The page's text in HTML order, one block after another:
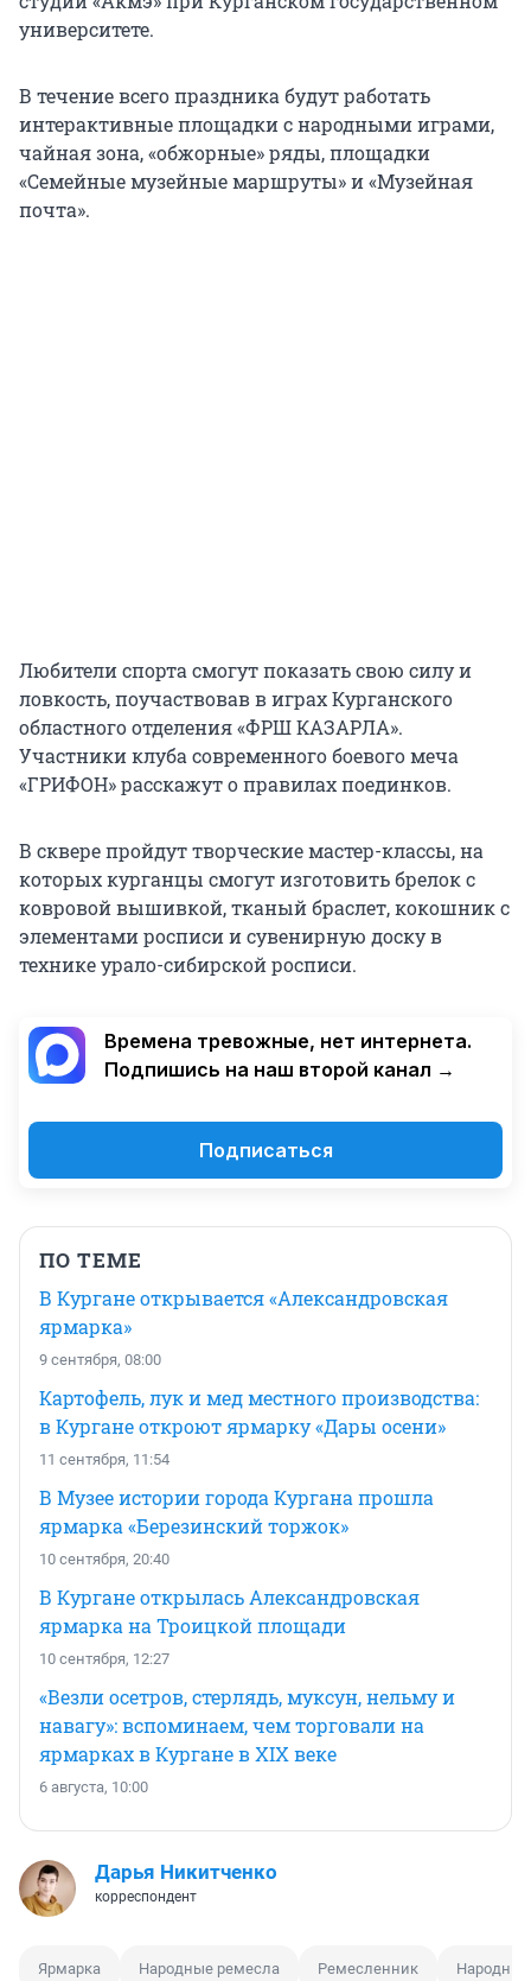
университете.
В течение всего праздника будут работать
интерактивные площадки с народными играми,
чайная зона, «обжорные» ряды, площадки
«Семейные музейные маршруты» и «Музейная
почта».
Любители спорта смогут показать свою силу и
ловкость, поучаствовав в играх Курганского
областного отделения «ФРШ КАЗАРЛА».
Участники клуба современного боевого меча
«ГРИФОН» расскажут о правилах поединков.
В сквере пройдут творческие мастер-классы, на
которых курганцы смогут изготовить брелок с
ковровой вышивкой, тканый браслет, кокошник с
элементами росписи и сувенирную доску в
технике урало-сибирской росписи.
Времена тревожные, нет интернета.
Подпишись на наш второй канал →
Подписаться
ПО ТЕМЕ
В Кургане открывается «Александровская
ярмарка»
9 сентября, 08:00
Картофель, лук и мед местного производства:
в Кургане откроют ярмарку «Дары осени»
11 сентября, 11:54
В Музее истории города Кургана прошла
ярмарка «Березинский торжок»
10 сентября, 20:40
В Кургане открылась Александровская
ярмарка на Троицкой площади
10 сентября, 12:27
«Везли осетров, стерлядь, муксун, нельму и
навагу»: вспоминаем, чем торговали на
ярмарках в Кургане в XIX веке
6 августа, 10:00
Дарья Никитченко
корреспондент
Ярмарка Народные ремесла Ремесленник